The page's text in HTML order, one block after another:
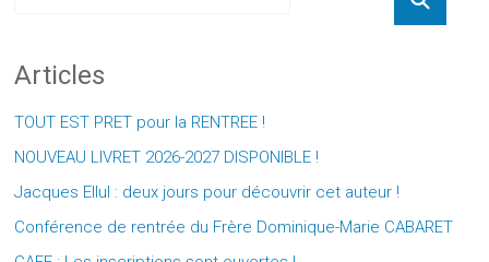
Articles
TOUT EST PRET pour la RENTREE !
NOUVEAU LIVRET 2026-2027 DISPONIBLE !
Jacques Ellul : deux jours pour découvrir cet auteur !
Conférence de rentrée du Frère Dominique-Marie CABARET